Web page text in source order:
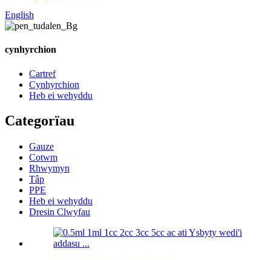
English
cynhyrchion
Cartref
Cynhyrchion
Heb ei wehyddu
Categorïau
Gauze
Cotwm
Rhwymyn
Tâp
PPE
Heb ei wehyddu
Dresin Clwyfau